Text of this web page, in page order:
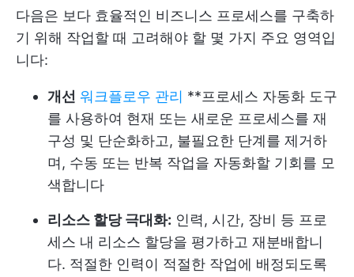
다음은 보다 효율적인 비즈니스 프로세스를 구축하
기 위해 작업할 때 고려해야 할 몇 가지 주요 영역입
니다:
개선 워크플로우 관리 **프로세스 자동화 도구
를 사용하여 현재 또는 새로운 프로세스를 재
구성 및 단순화하고, 불필요한 단계를 제거하
며, 수동 또는 반복 작업을 자동화할 기회를 모
색합니다
리소스 할당 극대화: 인력, 시간, 장비 등 프로
세스 내 리소스 할당을 평가하고 재분배합니
다. 적절한 인력이 적절한 작업에 배정되도록